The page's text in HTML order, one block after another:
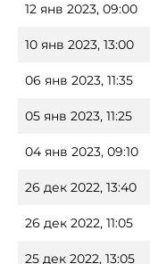
12 янв 2023, 09:00
10 янв 2023, 13:00
06 янв 2023, 11:35
05 янв 2023, 11:25
04 янв 2023, 09:10
26 дек 2022, 13:40
26 дек 2022, 11:05
25 дек 2022, 13:05